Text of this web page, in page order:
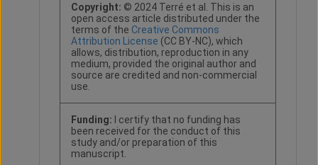
Copyright: © 2024 Terré et al. This is an
open access article distributed under the
terms of the Creative Commons
Attribution License (CC BY-NC), which
allows, distribution, reproduction in any
medium, provided the original author and
source are credited and non-commercial
use.
Funding:
I certify that no funding has
been received for the conduct of this
study and/or preparation of this
manuscript.